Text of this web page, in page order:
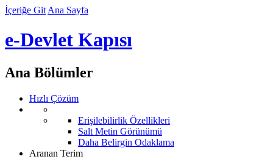
İçeriğe Git Ana Sayfa
e-Devlet Kapısı
Ana Bölümler
Hızlı Çözüm
Erişilebilirlik Özellikleri
Salt Metin Görünümü
Daha Belirgin Odaklama
Aranan Terim